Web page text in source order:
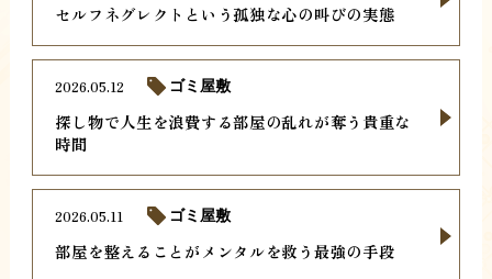
セルフネグレクトという孤独な心の叫びの実態
探し物で人生を浪費する部屋の乱れが奪う貴重な
時間
2026.05.12 ゴミ屋敷
部屋を整えることがメンタルを救う最強の手段
2026.05.11 ゴミ屋敷